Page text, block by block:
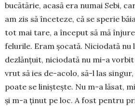
bucătărie, acasă era numai Sebi,
am zis să înceteze, că se sperie
tot mai tare, a început să mă
felurile. Eram șocată. Niciodată nu
dezlănțuit, niciodată nu mi-a vorbit
vrut să ies de-acolo, să-l las
poate se liniștește. Nu m-a lăsat,
și m-a ținut pe loc. A fost pentru